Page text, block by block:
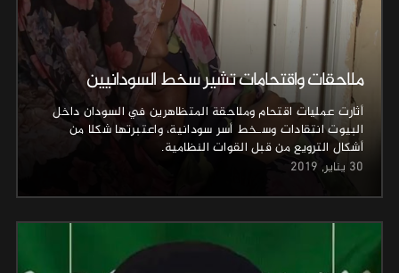
ملاحقات واقتحامات تشير سخط السودانيين
أثارت عمليات اقتحام وملاحقة المتظاهرين في السودان داخل
البيوت انتقادات وسـخط أسر سودانية، واعتبرتها شكلا من
أشكال الترويع من قبل القوات النظامية.
30 يناير, 2019